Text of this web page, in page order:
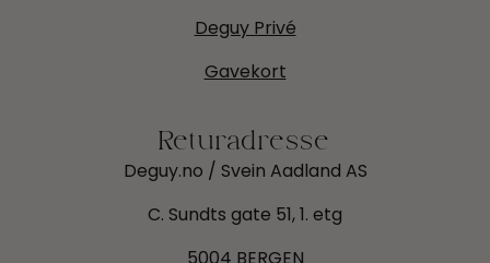
Deguy Privé
Gavekort
Deguy.no / Svein Aadland AS
C. Sundts gate 51, 1. etg